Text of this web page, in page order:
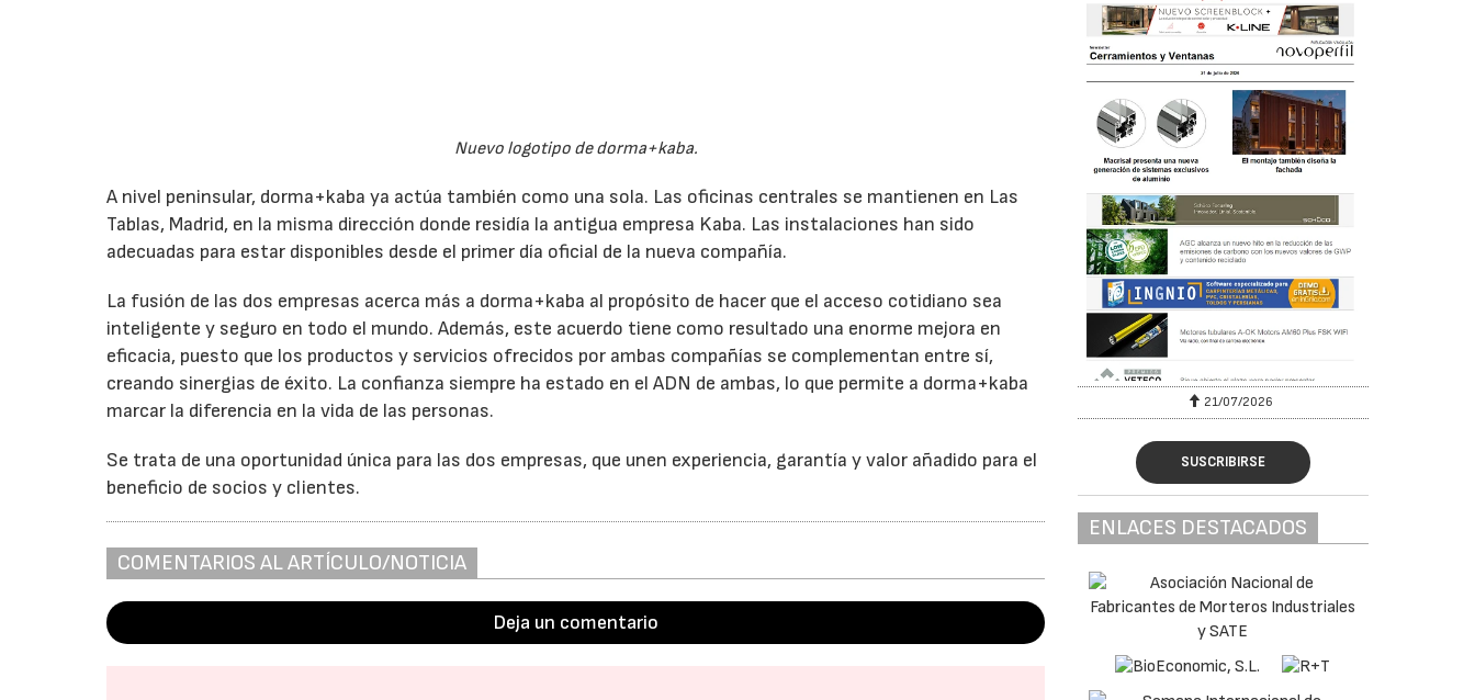
Nuevo logotipo de dorma+kaba.
A nivel peninsular, dorma+kaba ya actúa también como una sola. Las oficinas centrales se mantienen en Las
Tablas, Madrid, en la misma dirección donde residía la antigua empresa Kaba. Las instalaciones han sido
adecuadas para estar disponibles desde el primer día oficial de la nueva compañía.
La fusión de las dos empresas acerca más a dorma+kaba al propósito de hacer que el acceso cotidiano sea
inteligente y seguro en todo el mundo. Además, este acuerdo tiene como resultado una enorme mejora en
eficacia, puesto que los productos y servicios ofrecidos por ambas compañías se complementan entre sí,
creando sinergias de éxito. La confianza siempre ha estado en el ADN de ambas, lo que permite a dorma+kaba
marcar la diferencia en la vida de las personas.
Se trata de una oportunidad única para las dos empresas, que unen experiencia, garantía y valor añadido para el
beneficio de socios y clientes.
COMENTARIOS AL ARTÍCULO/NOTICIA
Deja un comentario
21/07/2026
SUSCRIBIRSE
ENLACES DESTACADOS